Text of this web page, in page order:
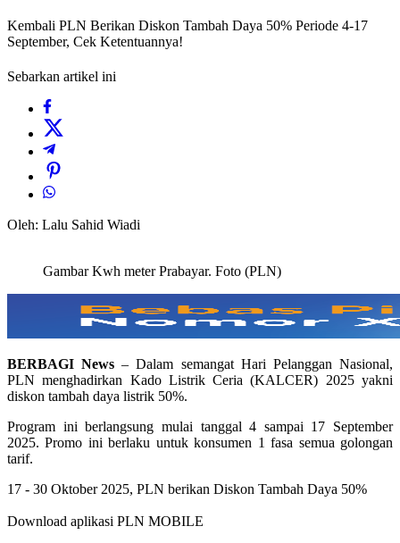
Kembali PLN Berikan Diskon Tambah Daya 50% Periode 4-17
September, Cek Ketentuannya!
Sebarkan artikel ini
Oleh: Lalu Sahid Wiadi
Gambar Kwh meter Prabayar. Foto (PLN)
BERBAGI News – Dalam semangat Hari Pelanggan Nasional,
PLN menghadirkan Kado Listrik Ceria (KALCER) 2025 yakni
diskon tambah daya listrik 50%.
Program ini berlangsung mulai tanggal 4 sampai 17 September
2025. Promo ini berlaku untuk konsumen 1 fasa semua golongan
tarif.
17 - 30 Oktober 2025, PLN berikan Diskon Tambah Daya 50%
Download aplikasi PLN MOBILE